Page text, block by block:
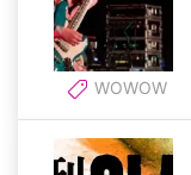
WOWOW